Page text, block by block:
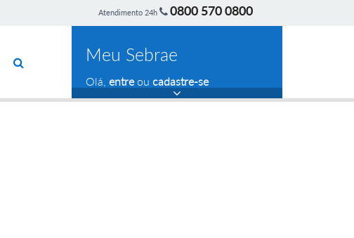
Atendimento 24h 0800 570 0800
Meu Sebrae
Olá, entreou cadastre-se